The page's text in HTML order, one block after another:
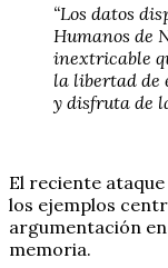
“Los datos
Humanos de
inextricable
la libertad de
y disfruta de
El reciente
los ejemplos
argumentación
memoria.